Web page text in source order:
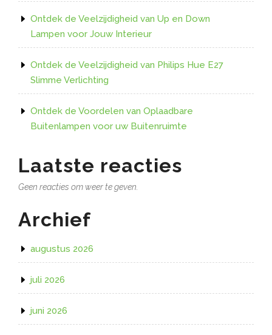
Ontdek de Veelzijdigheid van Up en Down
Lampen voor Jouw Interieur
Ontdek de Veelzijdigheid van Philips Hue E27
Slimme Verlichting
Ontdek de Voordelen van Oplaadbare
Buitenlampen voor uw Buitenruimte
Laatste reacties
Geen reacties om weer te geven.
Archief
augustus 2026
juli 2026
juni 2026